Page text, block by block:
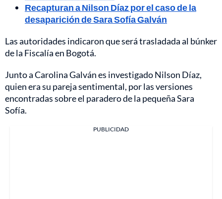
Recapturan a Nilson Díaz por el caso de la
desaparición de Sara Sofía Galván
Las autoridades indicaron que será trasladada al búnker
de la Fiscalía en Bogotá.
Junto a Carolina Galván es investigado Nilson Díaz,
quien era su pareja sentimental, por las versiones
encontradas sobre el paradero de la pequeña Sara
Sofía.
PUBLICIDAD